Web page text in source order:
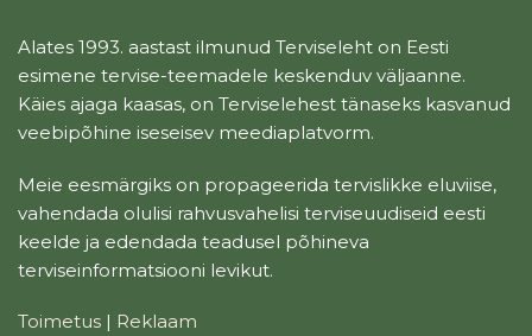
Alates 1993. aastast ilmunud Terviseleht on Eesti
esimene tervise-teemadele keskenduv väljaanne.
Käies ajaga kaasas, on Terviselehest tänaseks kasvanud
veebipõhine iseseisev meediaplatvorm.
Meie eesmärgiks on propageerida tervislikke eluviise,
vahendada olulisi rahvusvahelisi terviseuudiseid eesti
keelde ja edendada teadusel põhineva
terviseinformatsiooni levikut.
Toimetus | Reklaam